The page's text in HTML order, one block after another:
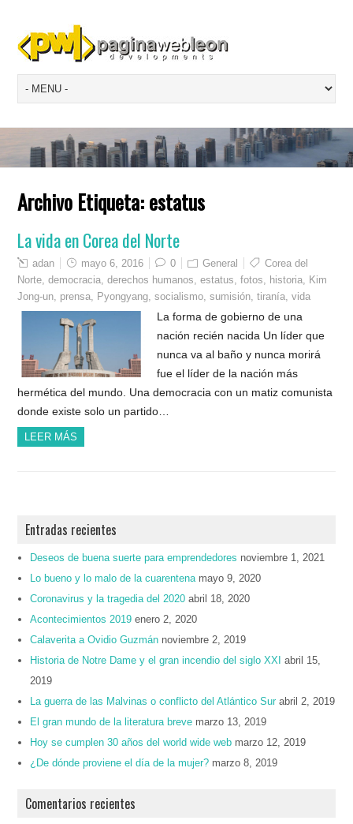
Archivo Etiqueta:estatus
La vida en Corea del Norte
adan mayo 6, 2016 0 General
Corea del
Norte ,democracia ,derechos humanos ,estatus ,fotos historia
Kim
Jong-un prensa Pyongyang ,socialismo ,sumisión ,tiranía ,vida
La forma de gobierno de una
nación recién nacida Un líder que
nunca va al baño y nunca morirá
fue el líder de la nación más
hermética del mundo. Una democracia con un matiz comunista
donde existe solo un partido…
LEER MÁS
Entradas recientes
Deseos de buena suerte para emprendedores noviembre 1, 2021
Lo bueno y lo malo de la cuarentena mayo 9, 2020
Coronavirus y la tragedia del 2020 abril 18, 2020
Acontecimientos 2019 enero 2, 2020
Calaverita a Ovidio Guzmán noviembre 2, 2019
Historia de Notre Dame y el gran incendio del siglo XXI
abril 15,
2019
La guerra de las Malvinas o conflicto del Atlántico Sur abril 2, 2019
El gran mundo de la literatura breve marzo 13, 2019
Hoy se cumplen 30 años del world wide web marzo 12, 2019
¿De dónde proviene el día de la mujer? marzo 8, 2019
Comentarios recientes